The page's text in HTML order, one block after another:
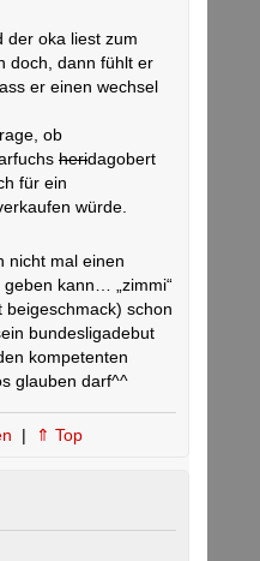
der oka liest zum
doch, dann fühlt er
er einen wechsel
ob
heridagobert
für ein
würde.
nicht mal einen
geben kann… „zimmi“
beigeschmack) schon
bundesligadebut
kompetenten
glauben darf^^
| ⇑ Top